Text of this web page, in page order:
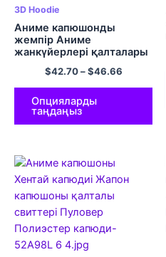
3D Hoodie
Аниме капюшонды
жемпір Аниме
жанкүйерлері қалталары
бар Ahegao капюдиі
Полиэстер пуловерлер
капюдиі
$42.70–$46.66
Опцияларды
таңдаңыз